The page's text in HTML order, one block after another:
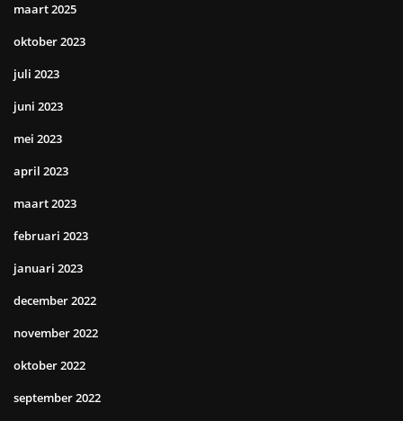
maart 2025
oktober 2023
juli 2023
juni 2023
mei 2023
april 2023
maart 2023
februari 2023
januari 2023
december 2022
november 2022
oktober 2022
september 2022